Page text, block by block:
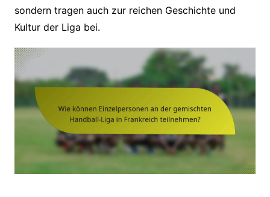
sondern tragen auch zur reichen Geschichte und
Kultur der Liga bei.